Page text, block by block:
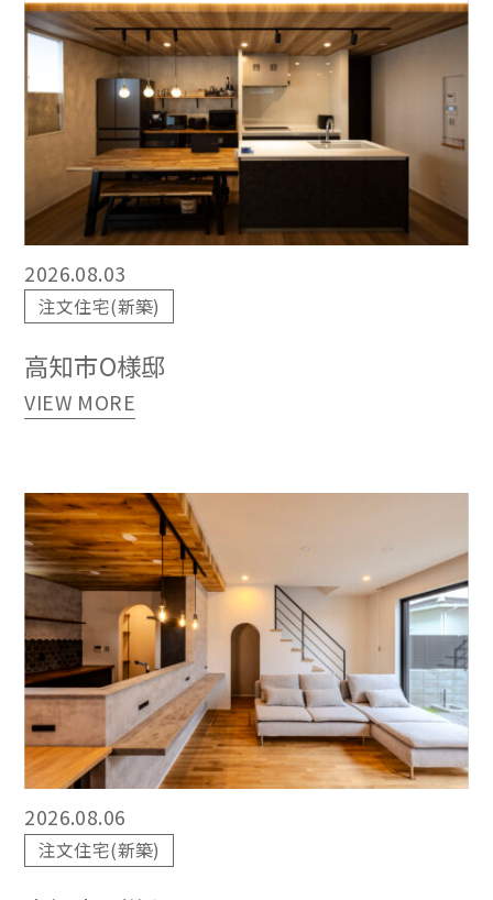
2026.08.03
注文住宅(新築)
高知市O様邸
VIEW MORE
2026.08.06
注文住宅(新築)